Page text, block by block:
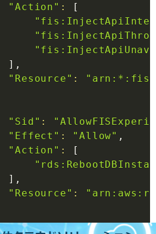
"Action" :
[
] ,
"Resource" :
"Sid" :
"Effect" : "Allow" ,
"Action" :
[
] ,
"Resource" :